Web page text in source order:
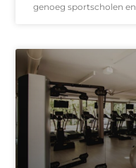
genoeg sportscholen en